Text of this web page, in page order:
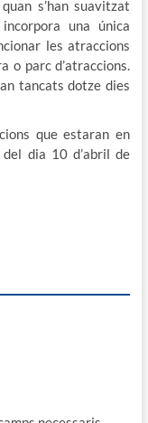
s’han suavitzat
una única
les atraccions
o parc d’atraccions.
tancats dotze dies
que estaran en
dia 10 d’abril de